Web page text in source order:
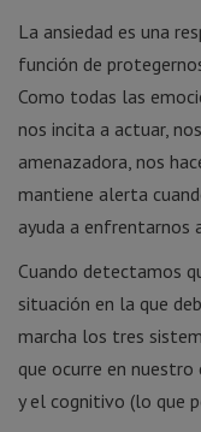
La ansiedad es una
función de
Como todas las
nos incita a actuar,
amenazadora, nos
mantiene alerta
ayuda a enfrentarnos
Cuando detectamos
situación en la que
marcha los tres
que ocurre en
y el cognitivo (lo que